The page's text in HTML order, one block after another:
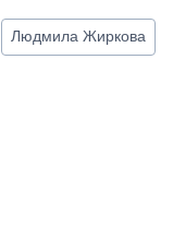
Метки
записи:
Людмила Жиркова